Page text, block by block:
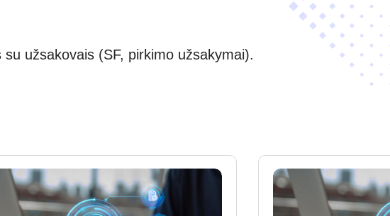
užsakovais (SF, pirkimo užsakymai).